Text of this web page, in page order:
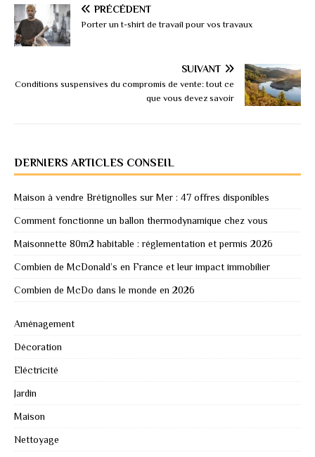
PRÉCÉDENT
Porter un t-shirt de travail pour vos travaux
SUIVANT
Conditions suspensives du compromis de vente: tout ce
que vous devez savoir
DERNIERS ARTICLES CONSEIL
Maison à vendre Brétignolles sur Mer : 47 offres disponibles
Comment fonctionne un ballon thermodynamique chez vous
Maisonnette 80m2 habitable : réglementation et permis 2026
Combien de McDonald’s en France et leur impact immobilier
Combien de McDo dans le monde en 2026
Aménagement
Décoration
Eléctricité
Jardin
Maison
Nettoyage